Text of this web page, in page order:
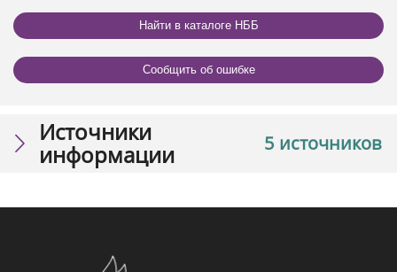
Найти в каталоге НББ
Сообщить об ошибке
5 источников
Источники
информации